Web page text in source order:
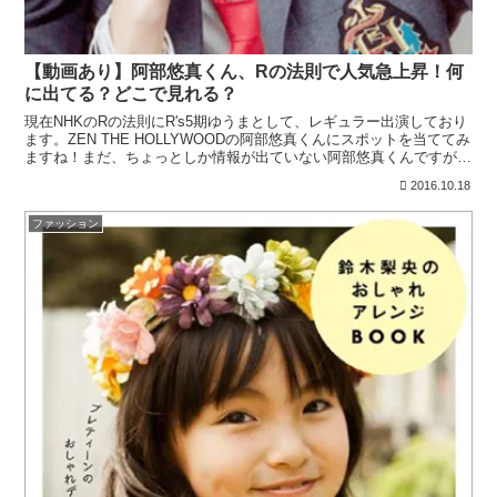
【動画あり】阿部悠真くん、Rの法則で人気急上昇！何
に出てる？どこで見れる？
現在NHKのRの法則にR's5期ゆうまとして、レギュラー出演しており
ます。ZEN THE HOLLYWOODの阿部悠真くんにスポットを当ててみ
ますね！まだ、ちょっとしか情報が出ていない阿部悠真くんですが、
2016.10.18
ファッション